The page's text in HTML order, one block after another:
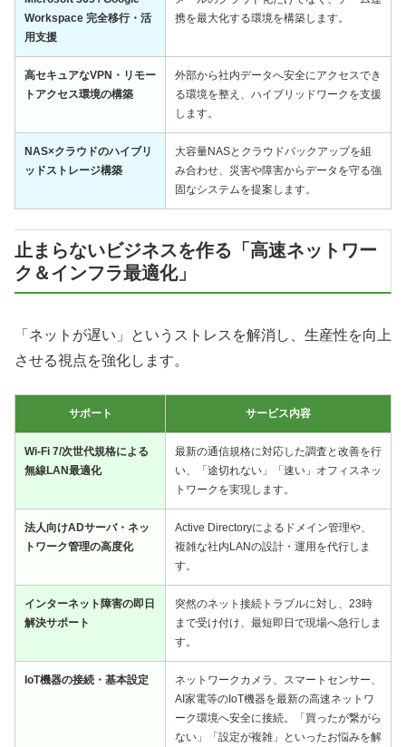
Workspace 完全移行・活
用支援
携を最大化する環境を構築します。
高セキュアなVPN・リモー
トアクセス環境の構築
外部から社内データへ安全にアクセスでき
る環境を整え、ハイブリッドワークを支援
します。
NAS×クラウドのハイブリ
ッドストレージ構築
大容量NASとクラウドバックアップを組
み合わせ、災害や障害からデータを守る強
固なシステムを提案します。
止まらないビジネスを作る「高速ネットワー
ク＆インフラ最適化」
「ネットが遅い」というストレスを解消し、生産性を向上
させる視点を強化します。
サポート サービス内容
Wi-Fi 7/次世代規格による
無線LAN最適化
最新の通信規格に対応した調査と改善を行
い、「途切れない」「速い」オフィスネッ
トワークを実現します。
法人向けADサーバ・ネッ
トワーク管理の高度化
Active Directoryによるドメイン管理や、
複雑な社内LANの設計・運用を代行しま
す。
インターネット障害の即日
解決サポート
突然のネット接続トラブルに対し、23時
まで受け付け、最短即日で現場へ急行しま
す。
IoT機器の接続・基本設定
ネットワークカメラ、スマートセンサー、
AI家電等のIoT機器を最新の高速ネットワ
ーク環境へ安全に接続。「買ったが繋がら
ない」「設定が複雑」といったお悩みを解